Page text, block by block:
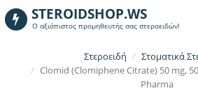
STEROIDSHOP.WS
Ο αξιόπιστος προμηθευτής σας στεροειδών!
Στεροειδή
Στοματικά
Clomid (Clomiphene Citrate) 50 mg,
Pharma